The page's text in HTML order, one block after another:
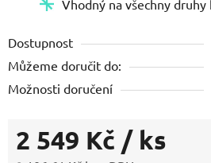
Vhodný na všechny druhy
Dostupnost
Můžeme doručit do:
Možnosti doručení
2 549 Kč / ks